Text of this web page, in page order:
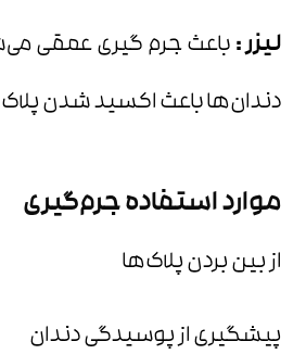
لیزر : باعث جرم گیری عمقی
دندان‌ها باعث اکسید شدن
موارد استفاده جرم‌گیری
از بین بردن پلاک‌ها
پیشگیری از پوسیدگی دندان